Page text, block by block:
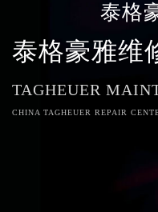
泰格
泰格豪雅维
TAGHEUER
CHINA TAGHEUER REPAIR